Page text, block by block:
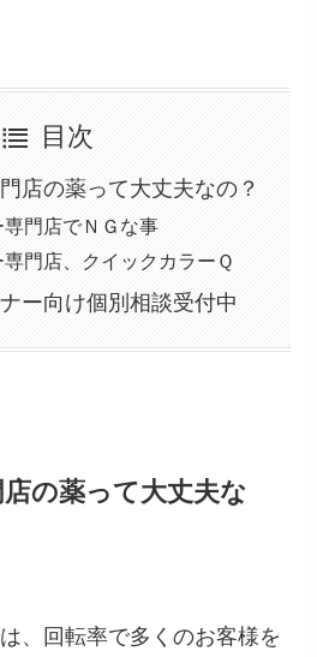
目次
店の薬って大丈夫なの？
門店でＮＧな事
門店、クイックカラーＱ
ー向け個別相談受付中
の薬って大丈夫な
、回転率で多くのお客様を